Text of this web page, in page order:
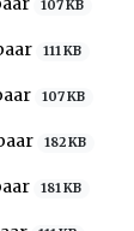
107 KB
111 KB
107 KB
182 KB
181 KB